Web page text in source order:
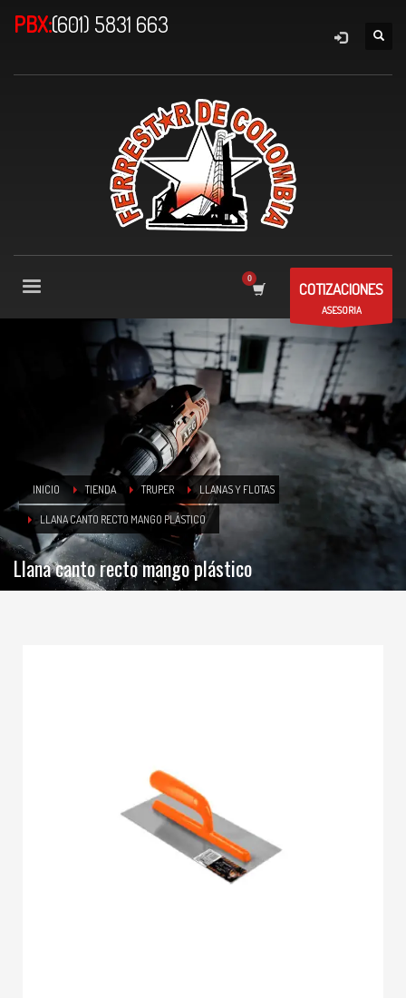
PBX:(601) 5831 663
COTIZACIONES
ASESORIA
INICIO TIENDA TRUPER LLANAS Y FLOTAS
LLANA CANTO RECTO MANGO PLÁSTICO
Llana canto recto mango plástico